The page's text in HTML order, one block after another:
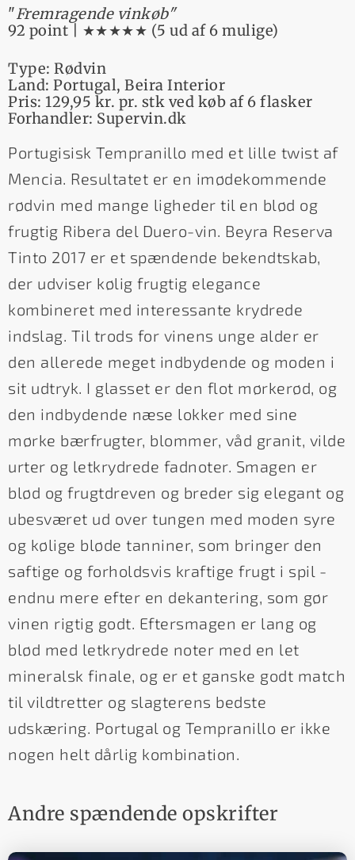
"Fremragende vinkøb"
92 point | ★★★★★ (5 ud af 6 mulige)
Type: Rødvin
Land: Portugal, Beira Interior
Pris: 129,95 kr. pr. stk ved køb af 6 flasker
Forhandler: Supervin.dk
Portugisisk Tempranillo med et lille twist af
Mencia. Resultatet er en imødekommende
rødvin med mange ligheder til en blød og
frugtig Ribera del Duero-vin. Beyra Reserva
Tinto 2017 er et spændende bekendtskab,
der udviser kølig frugtig elegance
kombineret med interessante krydrede
indslag. Til trods for vinens unge alder er
den allerede meget indbydende og moden i
sit udtryk. I glasset er den flot mørkerød, og
den indbydende næse lokker med sine
mørke bærfrugter, blommer, våd granit, vilde
urter og letkrydrede fadnoter. Smagen er
blød og frugtdreven og breder sig elegant og
ubesværet ud over tungen med moden syre
og kølige bløde tanniner, som bringer den
saftige og forholdsvis kraftige frugt i spil -
endnu mere efter en dekantering, som gør
vinen rigtig godt. Eftersmagen er lang og
blød med letkrydrede noter med en let
mineralsk finale, og er et ganske godt match
til vildtretter og slagterens bedste
udskæring. Portugal og Tempranillo er ikke
nogen helt dårlig kombination.
Andre spændende opskrifter